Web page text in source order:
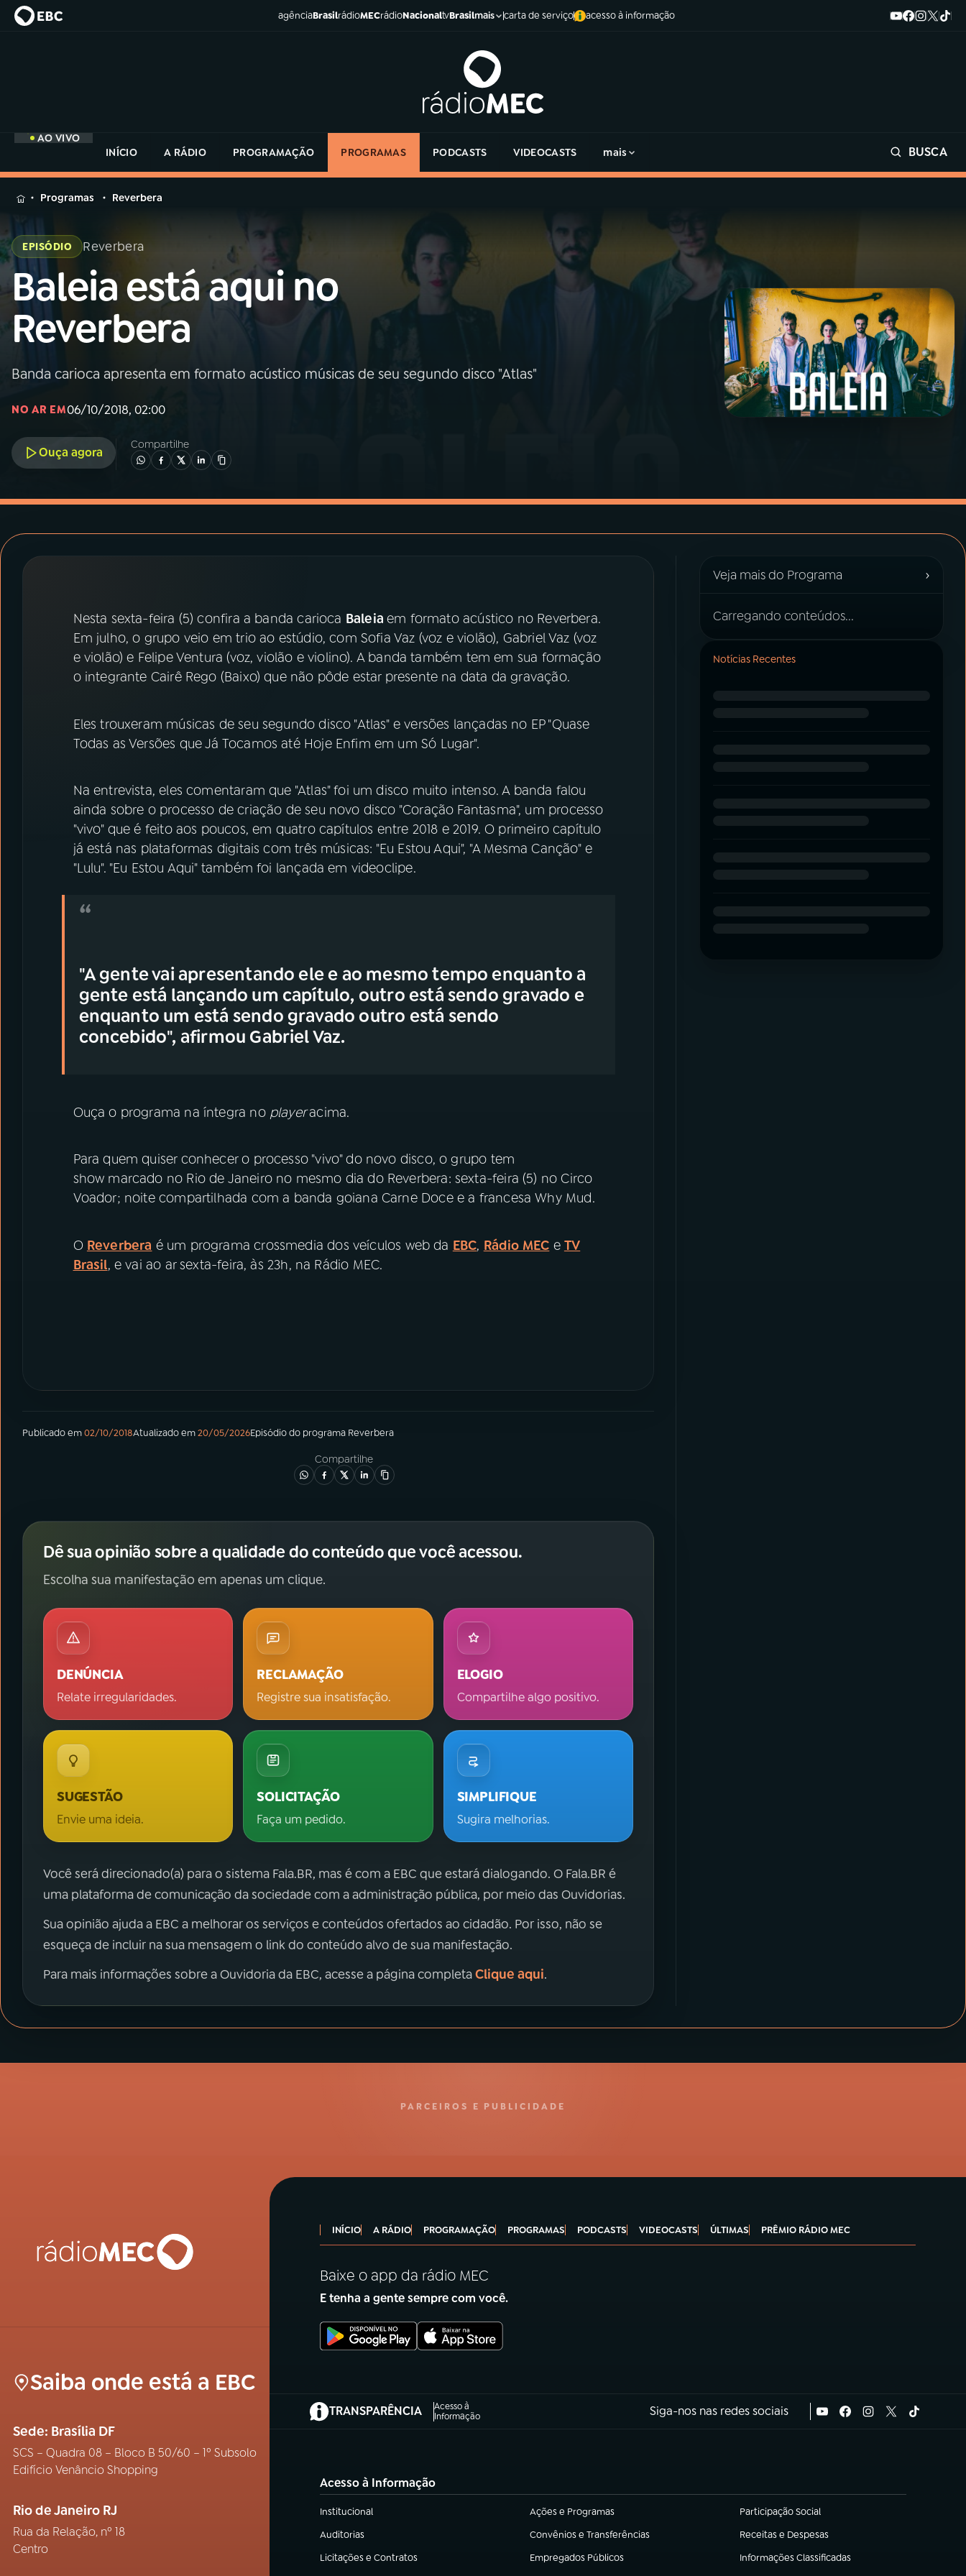
agênciaBrasilrádioMECrádioNacionaltvBrasilmais carta de serviço acesso à informação
AO VIVO
INÍCIO
A RÁDIO PROGRAMAÇÃO PROGRAMAS PODCASTS VIDEOCASTS mais BUSCA
MENU
Buscar
na
Rádio
MEC
Buscar
02A RÁDIO
03PROGRAMAÇÃO
04PROGRAMAS
ÚLTIMAS
ACOMPANHE A RÁDIO MEC
Instagram X
na
Rádio
Programas Reverbera
EPISÓDIO Reverbera
Baleia está aqui no
Reverbera
Banda carioca apresenta em formato acústico músicas de seu segundo disco "Atlas"
NO AR EM06/10/2018, 02:00
Ouça agora
Compartilhe
Nesta sexta-feira (5) confira a banda carioca Baleiaem formato acústico no Reverbera.
Em julho, o grupo veio em trio ao estúdio, com Sofia Vaz (voz e violão), Gabriel Vaz (voz
e violão) e Felipe Ventura (voz, violão e violino). A banda também tem em sua formação
o integrante Cairê Rego (Baixo) que não pôde estar presente na data da gravação.
Eles trouxeram músicas de seu segundo disco "Atlas" e versões lançadas no EP "Quase
Todas as Versões que Já Tocamos até Hoje Enfim em um Só Lugar".
Na entrevista, eles comentaram que "Atlas" foi um disco muito intenso. A banda falou
ainda sobre o processo de criação de seu novo disco "Coração Fantasma", um processo
"vivo" que é feito aos poucos, em quatro capítulos entre 2018 e 2019. O primeiro capítulo
já está nas plataformas digitais com três músicas: "Eu Estou Aqui", "A Mesma Canção" e
"Lulu". "Eu Estou Aqui" também foi lançada em videoclipe.
"A gente vai apresentando ele e ao mesmo tempo enquanto a
gente está lançando um capítulo, outro está sendo gravado e
enquanto um está sendo gravado outro está sendo
concebido", afirmou Gabriel Vaz.
Ouça o programa na íntegra no playeracima.
Para quem quiser conhecer o processo "vivo" do novo disco, o grupo tem
show marcado no Rio de Janeiro no mesmo dia do Reverbera: sexta-feira (5) no Circo
Voador; noite compartilhada com a banda goiana Carne Doce e a francesa Why Mud.
O Reverbera é um programa crossmedia dos veículos web da EBC, Rádio MEC e TV
Brasil, e vai ao ar sexta-feira, às 23h, na Rádio MEC.
Publicado em02/10/2018Atualizado em20/05/2026Episódiodo programa Reverbera
Compartilhe
Dê sua opinião sobre a qualidade do conteúdo que você acessou.
Escolha sua manifestação em apenas um clique.
DENÚNCIA
Relate irregularidades.
RECLAMAÇÃO
Registre sua insatisfação.
ELOGIO
Compartilhe algo positivo.
SUGESTÃO
Envie uma ideia.
SOLICITAÇÃO
Faça um pedido.
SIMPLIFIQUE
Sugira melhorias.
Você será direcionado(a) para o sistema Fala.BR, mas é com a EBC que estará dialogando. O Fala.BR é
uma plataforma de comunicação da sociedade com a administração pública, por meio das Ouvidorias.
Sua opinião ajuda a EBC a melhorar os serviços e conteúdos ofertados ao cidadão. Por isso, não se
esqueça de incluir na sua mensagem o link do conteúdo alvo de sua manifestação.
Para mais informações sobre a Ouvidoria da EBC, acesse a página completaClique aqui.
Veja mais do Programa ›
Carregando conteúdos...
Notícias Recentes
PARCEIROS E PUBLICIDADE
Saiba onde está a EBC
Sede: Brasília DF
SCS – Quadra 08 – Bloco B 50/60 – 1º Subsolo
Edifício Venâncio Shopping
Rio de Janeiro RJ
Rua da Relação, nº 18
Centro
INÍCIO A RÁDIO PROGRAMAÇÃO PROGRAMAS PODCASTS VIDEOCASTS ÚLTIMAS PRÊMIO RÁDIO MEC
Baixe o app da rádio MEC
E tenha a gente sempre com você.
TRANSPARÊNCIA
Acesso à
Informação
(abre em nova aba) Siga-nos nas redes sociais
Acesso à Informação
Institucional
(abre em nova aba) Ações e Programas
(abre em nova aba) Participação Social
(abre em nova aba)
Auditorias
(abre em nova aba) Convênios e Transferências
(abre em nova aba) Receitas e Despesas
(abre em nova aba)
Licitações e Contratos
(abre em nova aba) Empregados Públicos
(abre em nova aba) Informações Classificadas
(abre em nova aba)